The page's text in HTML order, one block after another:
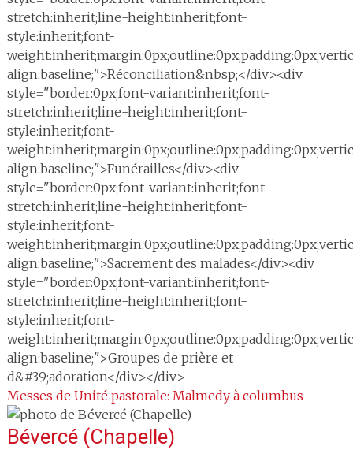
stretch:inherit;line-height:inherit;font-
style:inherit;font-
align:baseline;">Réconciliation&nbsp;</div><div
style="border:0px;font-variant:inherit;font-
stretch:inherit;line-height:inherit;font-
style:inherit;font-
align:baseline;">Funérailles</div><div
style="border:0px;font-variant:inherit;font-
stretch:inherit;line-height:inherit;font-
style:inherit;font-
align:baseline;">Sacrement des malades</div><div
style="border:0px;font-variant:inherit;font-
stretch:inherit;line-height:inherit;font-
style:inherit;font-
align:baseline;">Groupes de prière et
d&#39;adoration</div></div>
Messes de Unité pastorale: Malmedy à columbus
Bévercé (Chapelle)